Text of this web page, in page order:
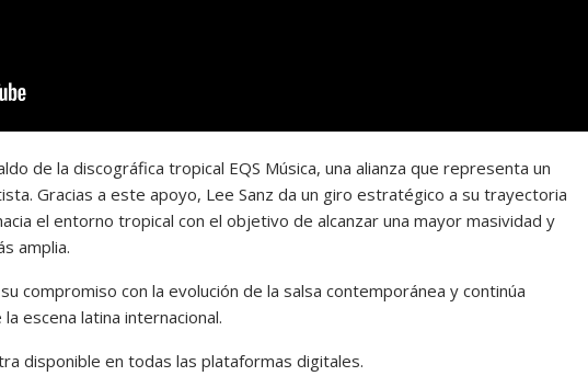
de la discográfica tropical EQS Música, una alianza que representa un
Gracias a este apoyo, Lee Sanz da un giro estratégico a su trayectoria
el entorno tropical con el objetivo de alcanzar una mayor masividad y
amplia.
compromiso con la evolución de la salsa contemporánea y continúa
escena latina internacional.
disponible en todas las plataformas digitales.